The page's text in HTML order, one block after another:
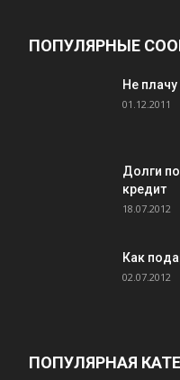
ПОПУЛЯРНЫЕ
Не
01.12.2011
Долги
кредит
18.07.2012
Как
02.07.2012
ПОПУЛЯРНАЯ